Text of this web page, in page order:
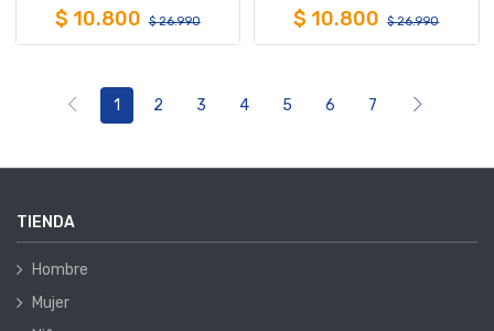
$ 10.800 $26.990 $ 10.800 $26.990
1 2 3 4 5 6 7
TIENDA
Hombre
Mujer